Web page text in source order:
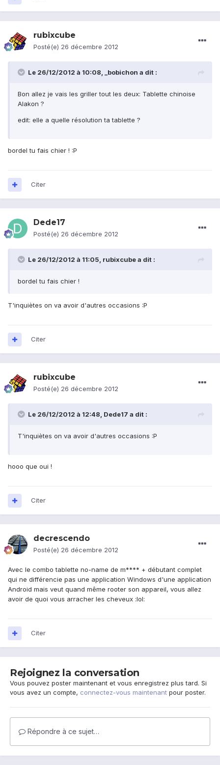
rubixcube
Posté(e) 26 décembre 2012
Le 26/12/2012 à 10:08, _bobichon a dit :
Bon allez je vais les griller tout les deux: Tablette chinoise
Alakon ?
edit: elle a quelle résolution ta tablette ?
bordel tu fais chier ! :P
Citer
Dede17
Posté(e) 26 décembre 2012
Le 26/12/2012 à 11:05, rubixcube a dit :
bordel tu fais chier !
T'inquiètes on va avoir d'autres occasions :P
Citer
rubixcube
Posté(e) 26 décembre 2012
Le 26/12/2012 à 12:48, Dede17 a dit :
T'inquiètes on va avoir d'autres occasions :P
hooo que oui !
Citer
decrescendo
Posté(e) 26 décembre 2012
Avec le combo tablette no-name de m**** + débutant complet
qui ne différencie pas une application Windows d'une application
Android mais veut quand même rooter son appareil, vous allez
avoir de quoi vous arracher les cheveux :lol:
Citer
Rejoignez la conversation
Vous pouvez poster maintenant et vous enregistrez plus tard. Si
vous avez un compte, connectez-vous maintenant pour poster.
Répondre à ce sujet…